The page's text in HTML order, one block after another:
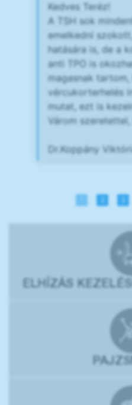
Kedves Teréz!
A TSH sok
emelkedni
hatására is, de a
anti TPO is
magasnak tartom,
vércukorterhelés
mutat, ezt is
Várom
Dr.Koppány
ELHÍZÁS